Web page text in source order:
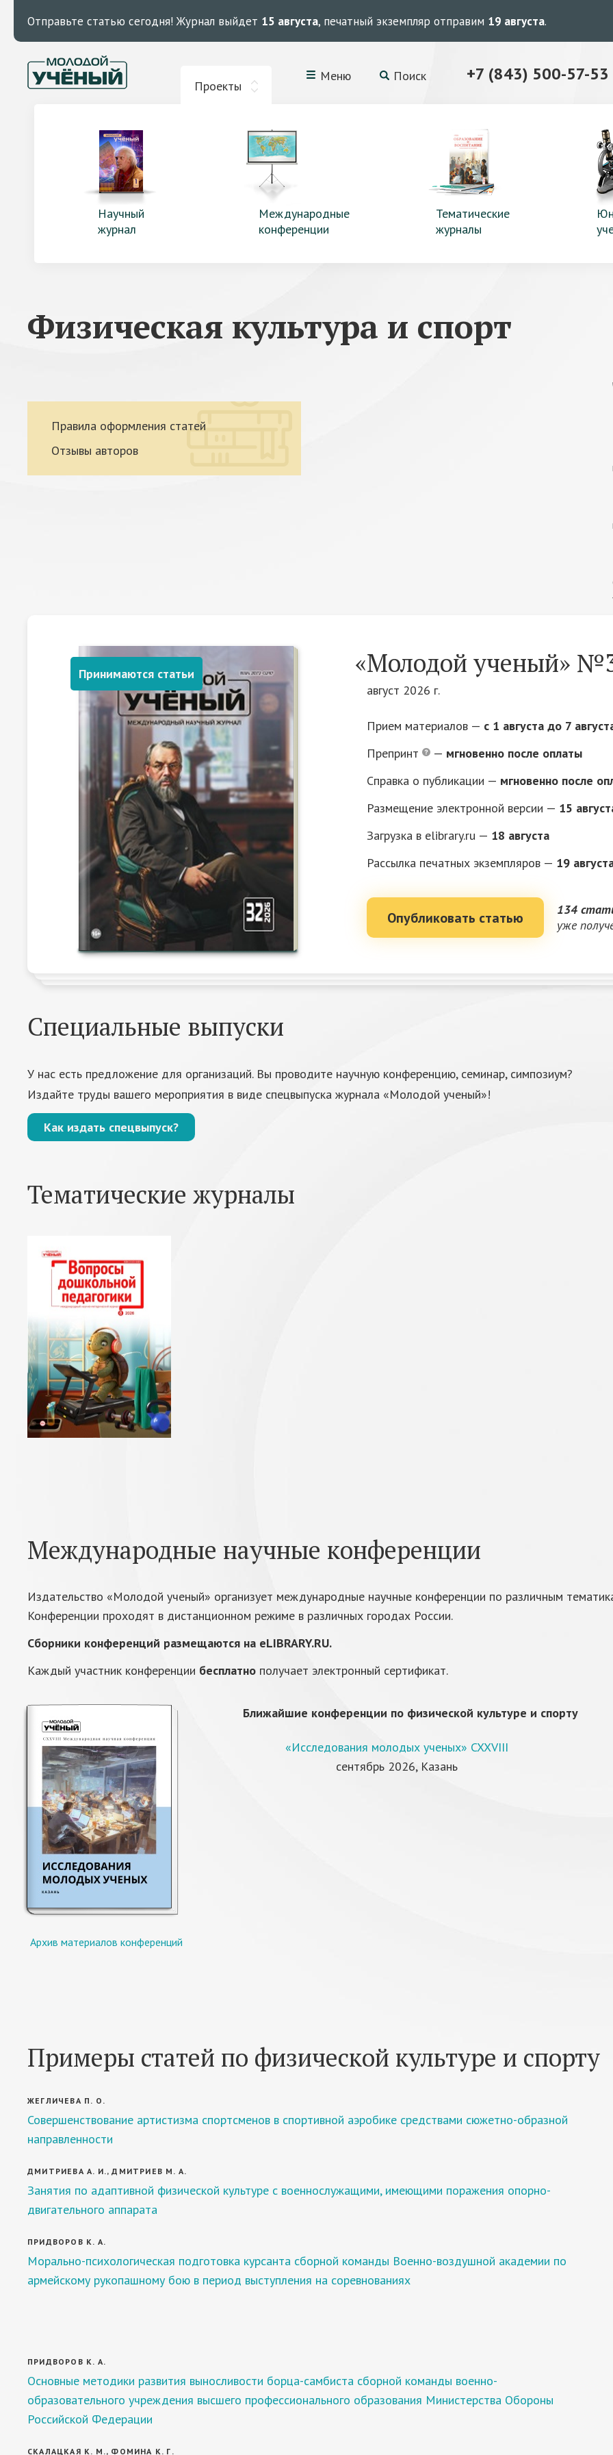
Отправьте статью сегодня! Журнал выйдет 15 августа, печатный экземпляр отправим 19 августа.
Проекты
Меню Поиск +7 (843) 500-57-53
Научный
журнал
Международные
конференции
Тематические
журналы
Физическая культура и спорт
Правила оформления статей
Отзывы авторов
Принимаются статьи «Молодой ученый»
август 2026 г.
Прием материалов — c 1 августа до 7
Препринт
— мгновенно после оплаты
Справка о публикации — мгновенно после
Размещение электронной версии — 15
Загрузка в elibrary.ru — 18 августа
Рассылка печатных экземпляров — 19
Опубликовать статью
134
уже
Специальные выпуски
У нас есть предложение для организаций. Вы проводите научную конференцию, семинар, симпозиум?
Издайте труды вашего мероприятия в виде спецвыпуска журнала «Молодой ученый»!
Как издать спецвыпуск?
Тематические журналы
Международные научные конференции
Издательство «Молодой ученый» организует международные научные конференции по различным
Конференции проходят в дистанционном режиме в различных городах России.
Сборники конференций размещаются на eLIBRARY.RU.
Каждый участник конференции бесплатно получает электронный сертификат.
Архив материалов конференций
Ближайшие конференции по физической культуре и спорту
«Исследования молодых ученых» CXXVIII
сентябрь 2026, Казань
Примеры статей по физической культуре и спорту
ЖЕГЛИЧЕВА П. О.
Совершенствование артистизма спортсменов в спортивной аэробике средствами сюжетно-образной
направленности
ДМИТРИЕВА А. И., ДМИТРИЕВ М. А.
Занятия по адаптивной физической культуре с военнослужащими, имеющими поражения опорно-
двигательного аппарата
ПРИДВОРОВ К. А.
Морально-психологическая подготовка курсанта сборной команды Военно-воздушной академии по
армейскому рукопашному бою в период выступления на соревнованиях
ПРИДВОРОВ К. А.
Основные методики развития выносливости борца-самбиста сборной команды военно-
образовательного учреждения высшего профессионального образования Министерства Обороны
Российской Федерации
СКАЛАЦКАЯ К. М., ФОМИНА К. Г.